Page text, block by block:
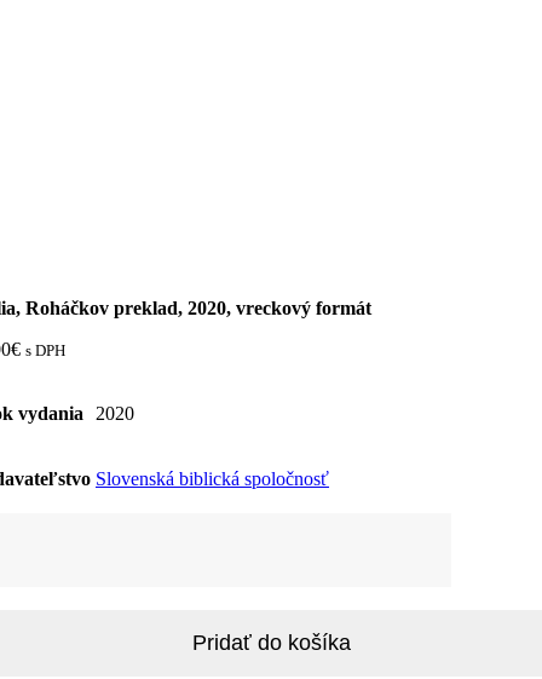
Roháčkov preklad, 2020, vreckový formát
€ s DPH
vydania 2020
Slovenská biblická spoločnosť
Pridať do košíka